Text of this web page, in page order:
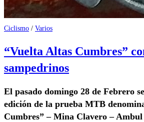
Ciclismo / Varios
“Vuelta Altas Cumbres”
sampedrinos
El pasado domingo 28 de Febrero
edición de la prueba MTB
Cumbres” – Mina Clavero –